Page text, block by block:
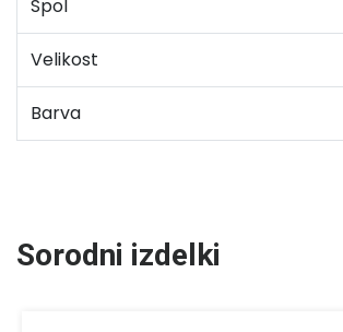
Spol
Velikost
Barva
Sorodni izdelki